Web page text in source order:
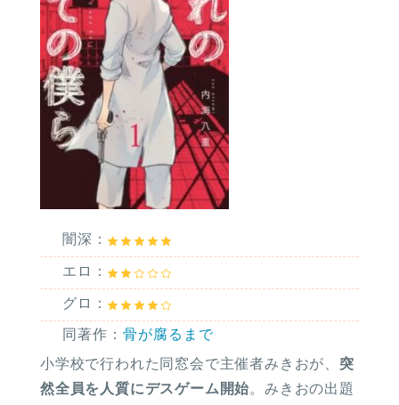
闇深：
エロ：
グロ：
同著作： 骨が腐るまで
小学校で行われた同窓会で主催者みきおが、 突
然全員を人質にデスゲーム開始。みきおの出題